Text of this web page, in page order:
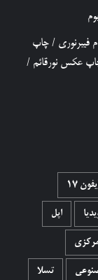
فیبرنوری / چاپ
چاپ عکس نورقائم /
17
اپل
تسلا